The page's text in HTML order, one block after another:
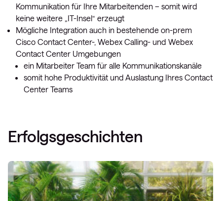
Kommunikation für Ihre Mitarbeitenden – somit wird
keine weitere „IT-Insel“ erzeugt
Mögliche Integration auch in bestehende on-prem
Cisco Contact Center-, Webex Calling- und Webex
Contact Center Umgebungen
ein Mitarbeiter Team für alle Kommunikationskanäle
somit hohe Produktivität und Auslastung Ihres Contact
Center Teams
Erfolgsgeschichten